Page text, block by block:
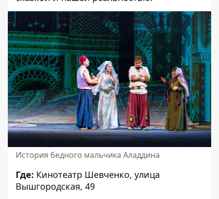
История бедного мальчика Аладдина
Где: Кинотеатр Шевченко, улица
Вышгородская, 49